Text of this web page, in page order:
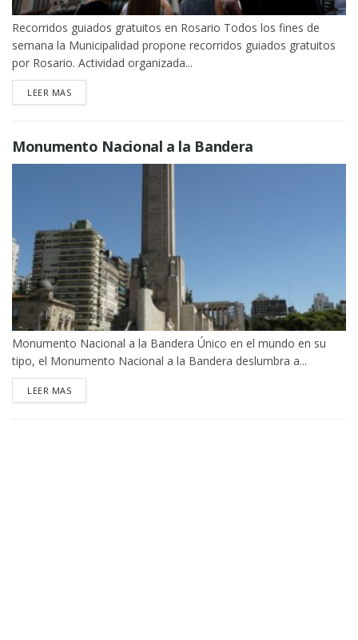
Recorridos guiados gratuitos en Rosario Todos los fines de
semana la Municipalidad propone recorridos guiados gratuitos
por Rosario. Actividad organizada...
LEER MASDETAILS
Monumento Nacional a la Bandera
Monumento Nacional a la Bandera Único en el mundo en su
tipo, el Monumento Nacional a la Bandera deslumbra a...
LEER MASDETAILS